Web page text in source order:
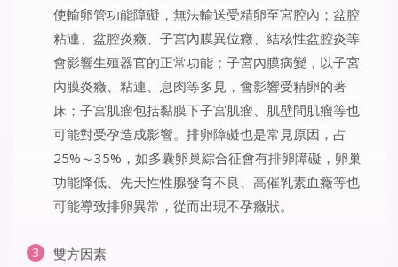
使輸卵管功能障礙，無法輸送受精卵至宮腔內；盆腔
粘連、盆腔炎癥、子宮內膜異位癥、結核性盆腔炎等
會影響生殖器官的正常功能；子宮內膜病變，以子宮
內膜炎癥、粘連、息肉等多見，會影響受精卵的著
床；子宮肌瘤包括黏膜下子宮肌瘤、肌壁間肌瘤等也
可能對受孕造成影響。排卵障礙也是常見原因，占
25%～35%，如多囊卵巢綜合征會有排卵障礙，卵巢
功能降低、先天性性腺發育不良、高催乳素血癥等也
可能導致排卵異常，從而出現不孕癥狀。
雙方因素